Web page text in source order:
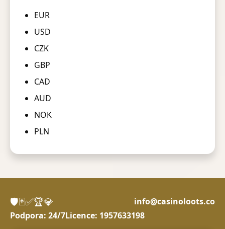
EUR
USD
CZK
GBP
CAD
AUD
NOK
PLN
🛡️🃏✅🏆💎
info@casinoloots.co
Podpora: 24/7Licence: 1957633198